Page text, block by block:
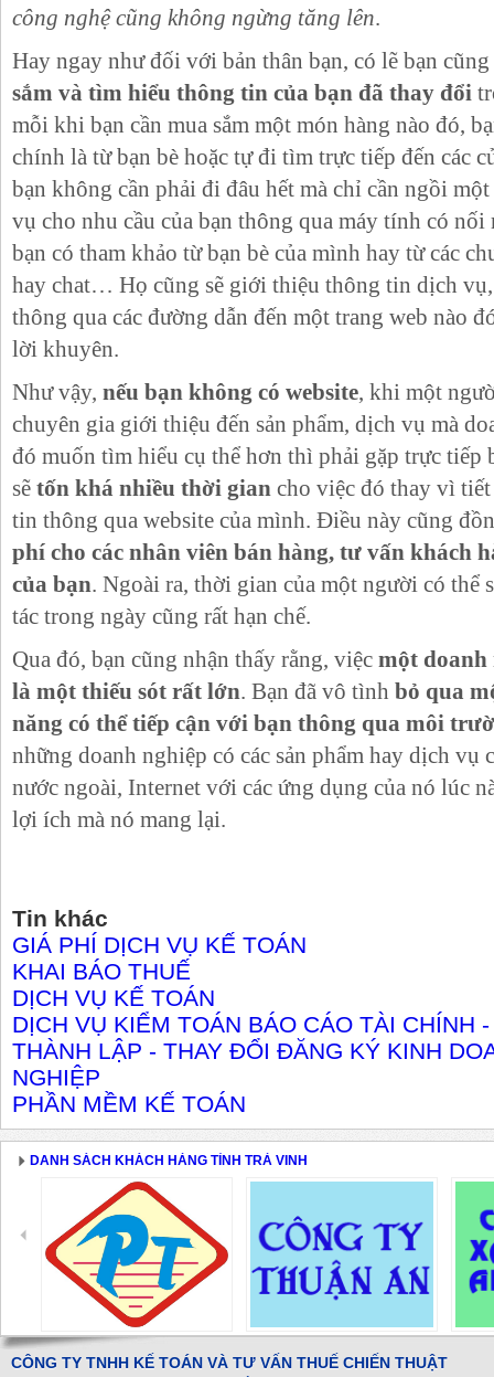
công nghệ cũng không ngừng tăng lên.
Hay ngay như đối với bản thân bạn, có lẽ bạn
sắm và tìm hiểu thông tin của bạn đã thay đổi
mỗi khi bạn cần mua sắm một món hàng nào đó,
chính là từ bạn bè hoặc tự đi tìm trực tiếp đến các
bạn không cần phải đi đâu hết mà chỉ cần ngồi
vụ cho nhu cầu của bạn thông qua máy tính có
bạn có tham khảo từ bạn bè của mình hay từ các
hay chat… Họ cũng sẽ giới thiệu thông tin dịch vụ,
thông qua các đường dẫn đến một trang web nào
lời khuyên.
Như vậy, nếu bạn không có website, khi một
chuyên gia giới thiệu đến sản phẩm, dịch vụ mà
đó muốn tìm hiểu cụ thể hơn thì phải gặp trực tiếp
sẽ tốn khá nhiều thời gian cho việc đó thay vì
tin thông qua website của mình. Điều này cũng
phí cho các nhân viên bán hàng, tư vấn khách
của bạn. Ngoài ra, thời gian của một người có thể
tác trong ngày cũng rất hạn chế.
Qua đó, bạn cũng nhận thấy rằng, việc một doanh
là một thiếu sót rất lớn. Bạn đã vô tình bỏ qua
năng có thể tiếp cận với bạn thông qua môi
những doanh nghiệp có các sản phẩm hay dịch vụ
nước ngoài, Internet với các ứng dụng của nó lúc
lợi ích mà nó mang lại.
Tin khác
GIÁ PHÍ DỊCH VỤ KẾ TOÁN
KHAI BÁO THUẾ
DỊCH VỤ KẾ TOÁN
DỊCH VỤ KIỂM TOÁN BÁO CÁO TÀI CHÍNH
THÀNH LẬP - THAY ĐỔI ĐĂNG KÝ KINH
NGHIỆP
PHẦN MỀM KẾ TOÁN
DANH SÁCH KHÁCH HÀNG TỈNH TRÀ VINH
CÔNG TY TNHH KẾ TOÁN VÀ TƯ VẤN THUẾ CHIẾN THUẬT